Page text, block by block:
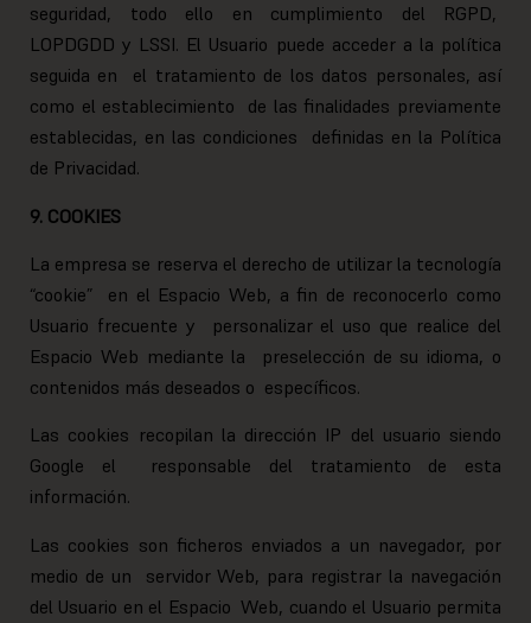
seguridad, todo ello en cumplimiento del RGPD,
LOPDGDD y LSSI. El Usuario puede acceder a la política
seguida en el tratamiento de los datos personales, así
como el establecimiento de las finalidades previamente
establecidas, en las condiciones definidas en la Política
de Privacidad.
9. COOKIES
La empresa se reserva el derecho de utilizar la tecnología
“cookie” en el Espacio Web, a fin de reconocerlo como
Usuario frecuente y personalizar el uso que realice del
Espacio Web mediante la preselección de su idioma, o
contenidos más deseados o específicos.
Las cookies recopilan la dirección IP del usuario siendo
Google el responsable del tratamiento de esta
información.
Las cookies son ficheros enviados a un navegador, por
medio de un servidor Web, para registrar la navegación
del Usuario en el Espacio Web, cuando el Usuario permita